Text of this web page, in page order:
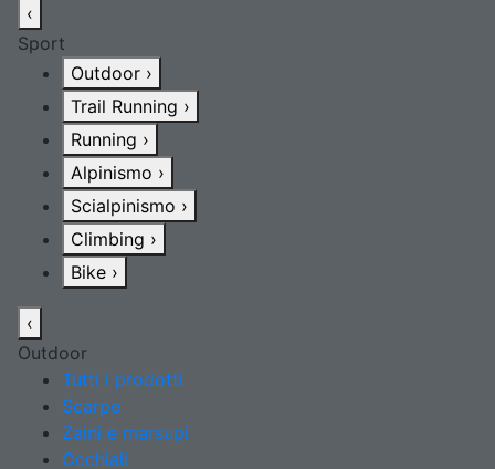
‹
Sport
Outdoor ›
Trail Running ›
Running ›
Alpinismo ›
Scialpinismo ›
Climbing ›
Bike ›
‹
Outdoor
Tutti i prodotti
Scarpe
Zaini e marsupi
Occhiali